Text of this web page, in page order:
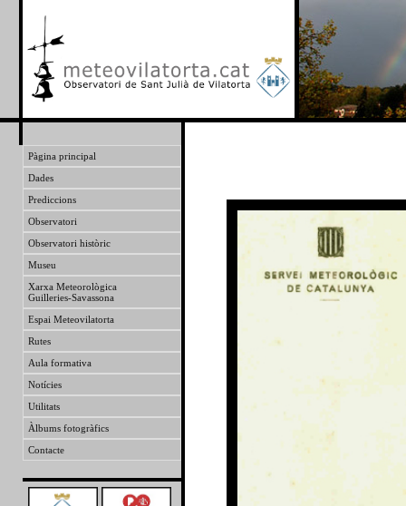
Pàgina principal
Dades
Prediccions
Observatori
Observatori històric
Museu
Xarxa Meteorològica
Guilleries-Savassona
Espai Meteovilatorta
Rutes
Aula formativa
Notícies
Utilitats
Àlbums fotogràfics
Contacte